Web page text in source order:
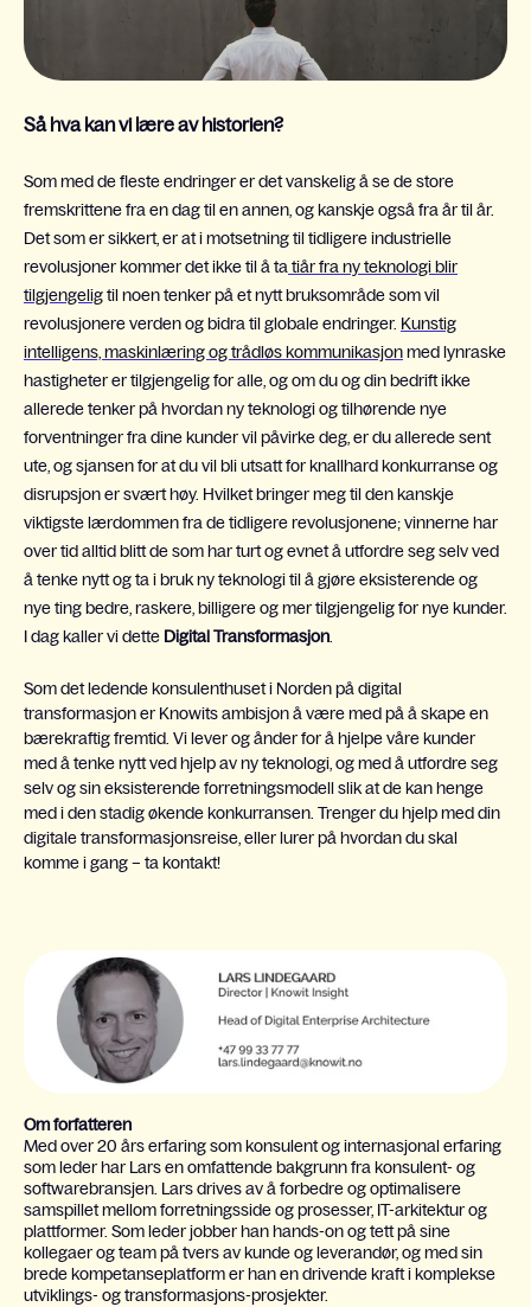
Så hva kan vi lære av historien?
Som med de fleste endringer er det vanskelig å se de store
fremskrittene fra en dag til en annen, og kanskje også fra år til år.
Det som er sikkert, er at i motsetning til tidligere industrielle
revolusjoner kommer det ikke til å ta tiår fra ny teknologi blir
tilgjengeligtil noen tenker på et nytt bruksområde som vil
revolusjonere verden og bidra til globale endringer. Kunstig
intelligens, maskinlæring og trådløs kommunikasjonmed lynraske
hastigheter er tilgjengelig for alle, og om du og din bedrift ikke
allerede tenker på hvordan ny teknologi og tilhørende nye
forventninger fra dine kunder vil påvirke deg, er du allerede sent
ute, og sjansen for at du vil bli utsatt for knallhard konkurranse og
disrupsjon er svært høy. Hvilket bringer meg til den kanskje
viktigste lærdommen fra de tidligere revolusjonene; vinnerne har
over tid alltid blitt de som har turt og evnet å utfordre seg selv ved
å tenke nytt og ta i bruk ny teknologi til å gjøre eksisterende og
nye ting bedre, raskere, billigere og mer tilgjengelig for nye kunder.
I dag kaller vi dette Digital Transformasjon
Som det ledende konsulenthuset i Norden på digital
transformasjon er Knowits ambisjon å være med på å skape en
bærekraftig fremtid. Vi lever og ånder for å hjelpe våre kunder
med å tenke nytt ved hjelp av ny teknologi, og med å utfordre seg
selv og sin eksisterende forretningsmodell slik at de kan henge
med i den stadig økende konkurransen. Trenger du hjelp med din
digitale transformasjonsreise, eller lurer på hvordan du skal
komme i gang – ta kontakt!
Om forfatteren
Med over 20 års erfaring som konsulent og internasjonal erfaring
som leder har Lars en omfattende bakgrunn fra konsulent- og
softwarebransjen. Lars drives av å forbedre og optimalisere
samspillet mellom forretningsside og prosesser, IT-arkitektur og
plattformer. Som leder jobber han hands-on og tett på sine
kollegaer og team på tvers av kunde og leverandør, og med sin
brede kompetanseplatform er han en drivende kraft i komplekse
utviklings- og transformasjons-prosjekter.